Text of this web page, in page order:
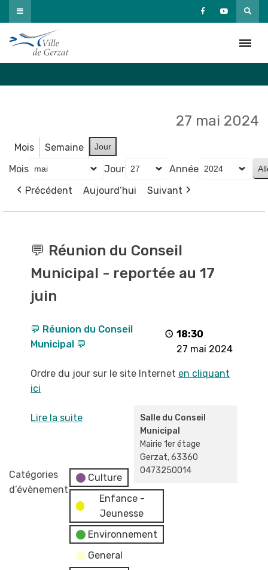
Passer
au
contenu
27 mai 2024
Mois Semaine Jour
Mois Jour
Année
Précédent
Aujourd’hui Suivant
Réunion
Conseil
Municipal
💬 Réunion du Conseil
Municipal - reportée au 17
juin
18:30
27 mai 2024
💬 Réunion du Conseil
Municipal 💬
Ordre du jour sur le site Internet en cliquant
ici
Salle du Conseil
Municipal
Mairie 1er étage
Gerzat,63360
0473250014
Lire la suite
Catégories
d’évènement
Culture
Enfance -
Jeunesse
Environnement
General